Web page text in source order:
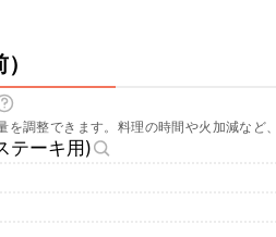
）
を調整できます。料理の時間や火加減など
テーキ用)